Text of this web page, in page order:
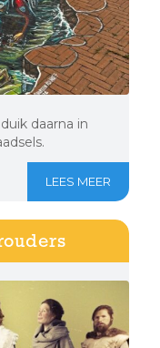
daarna in
LEES MEER